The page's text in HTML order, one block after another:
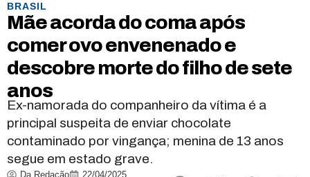
BRASIL
Mãe acorda do coma após
comer ovo envenenado e
descobre morte do filho de sete
anos
Ex-namorada do companheiro da vítima é a
principal suspeita de enviar chocolate
contaminado por vingança; menina de 13 anos
segue em estado grave.
Da Redação
22/04/2025